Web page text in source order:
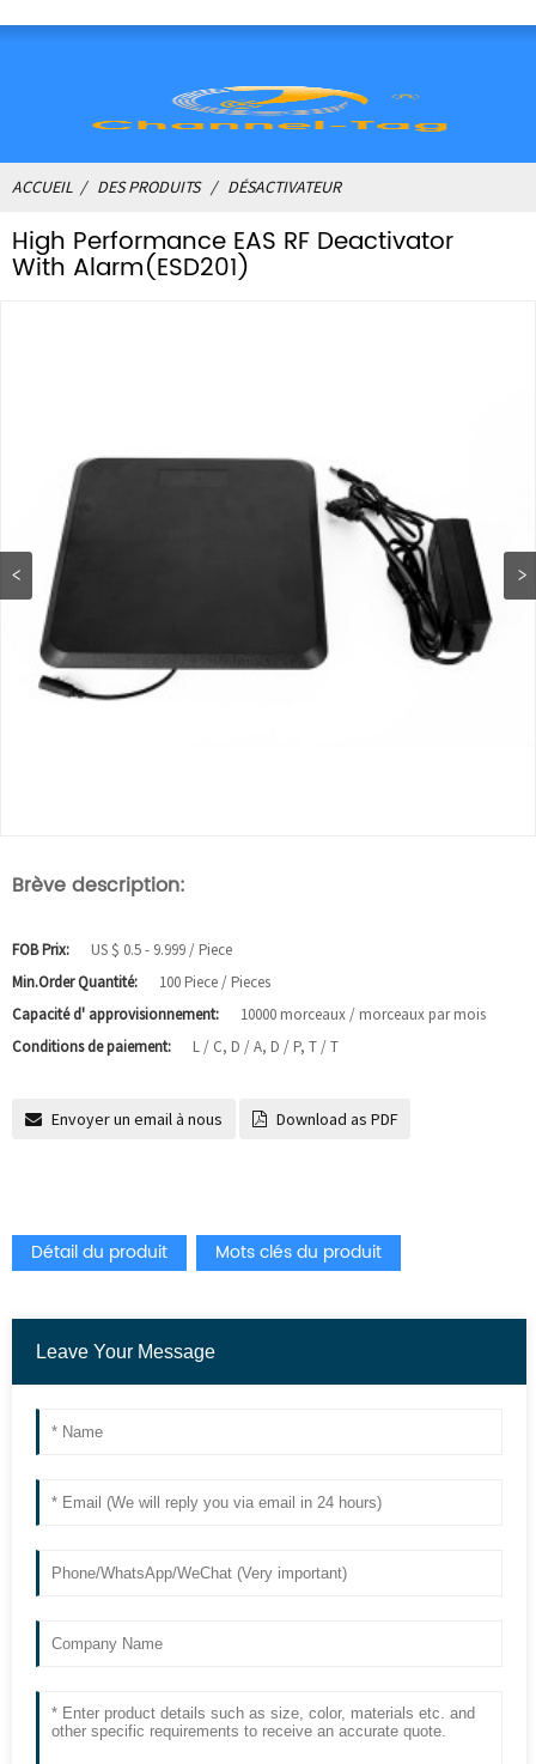
ACCUEIL DES PRODUITS DÉSACTIVATEUR
High Performance EAS RF Deactivator
With Alarm(ESD201)
Brève description:
FOB Prix:
US $ 0.5 - 9.999 / Piece
Min.Order Quantité:
100 Piece / Pieces
Capacité d' approvisionnement:
10000 morceaux / morceaux par mois
Conditions de paiement:
L / C, D / A, D / P, T / T
Envoyer un email à nous Download as PDF
Détail du produit Mots clés du produit